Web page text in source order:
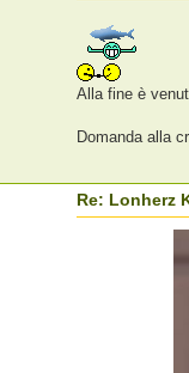
Alla fine è
Domanda alla
Re: Lonherz